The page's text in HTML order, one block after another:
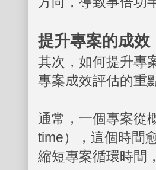
提升專案的成效
其次，如何提升專
專案成效評估的重
通常，一個專案從
time），這個時間
縮短專案循環時間